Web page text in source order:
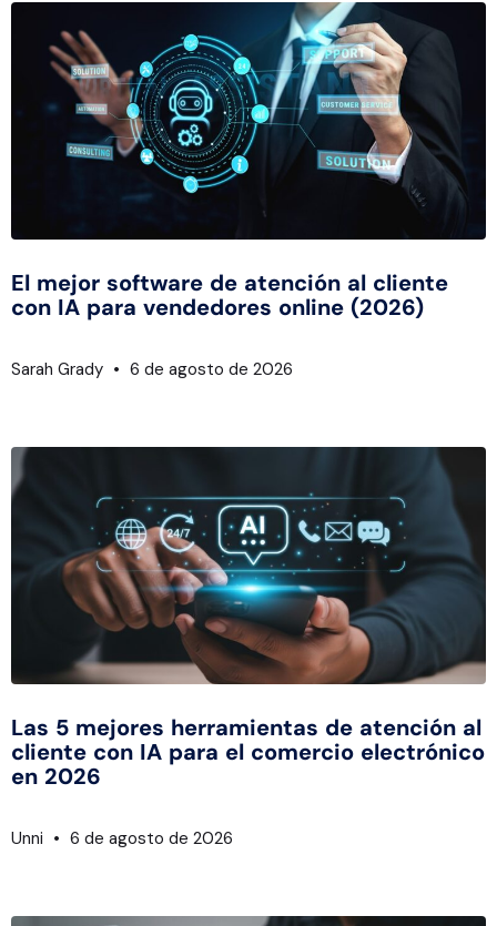
El mejor software de atención al cliente
con IA para vendedores online (2026)
Sarah Grady 6 de agosto de 2026
Las 5 mejores herramientas de atención al
cliente con IA para el comercio electrónico
en 2026
Unni 6 de agosto de 2026